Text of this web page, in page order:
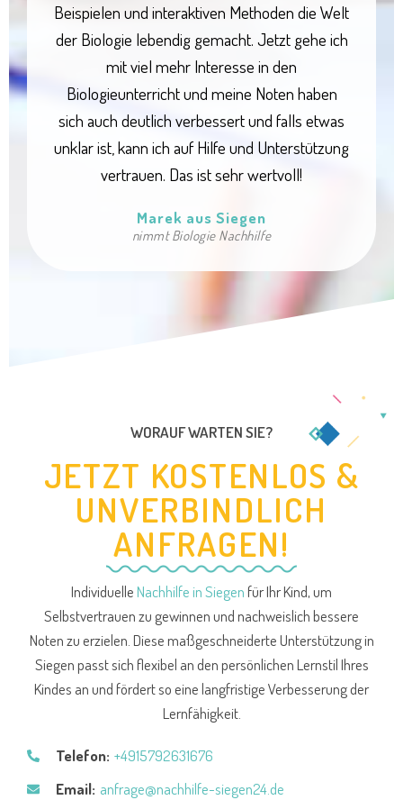
Beispielen und interaktiven Methoden die Welt
der Biologie lebendig gemacht. Jetzt gehe ich
mit viel mehr Interesse in den
Biologieunterricht und meine Noten haben
sich auch deutlich verbessert und falls etwas
unklar ist, kann ich auf Hilfe und Unterstützung
vertrauen. Das ist sehr wertvoll!
Marek aus Siegen
nimmt Biologie Nachhilfe
WORAUF WARTEN SIE?
JETZT KOSTENLOS &
UNVERBINDLICH
ANFRAGEN!
IndividuelleNachhilfe in Siegenfür Ihr Kind, um
Selbstvertrauen zu gewinnen und nachweislich bessere
Noten zu erzielen. Diese maßgeschneiderte Unterstützung in
Siegen passt sich flexibel an den persönlichen Lernstil Ihres
Kindes an und fördert so eine langfristige Verbesserung der
Lernfähigkeit.
Telefon: +4915792631676
Email: anfrage@nachhilfe-siegen24.de